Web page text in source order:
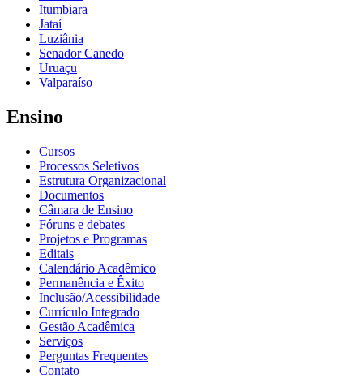
Itumbiara
Jataí
Luziânia
Senador Canedo
Uruaçu
Valparaíso
Ensino
Cursos
Processos Seletivos
Estrutura Organizacional
Documentos
Câmara de Ensino
Fóruns e debates
Projetos e Programas
Editais
Calendário Acadêmico
Permanência e Êxito
Inclusão/Acessibilidade
Currículo Integrado
Gestão Acadêmica
Serviços
Perguntas Frequentes
Contato